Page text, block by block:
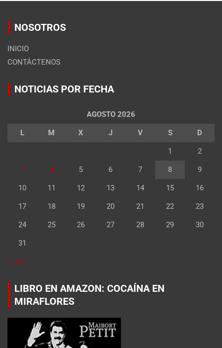
NOSOTROS
INICIO
CONTÁCTENOS
NOTICIAS POR FECHA
AGOSTO 2026
L M X J V S D
1 2
3 4 5 6 7 8 9
10 11 12 13 14 15 16
17 18 19 20 21 22 23
24 25 26 27 28 29 30
31
« Jul
LIBRO EN AMAZON: COCAÍNA EN
MIRAFLORES